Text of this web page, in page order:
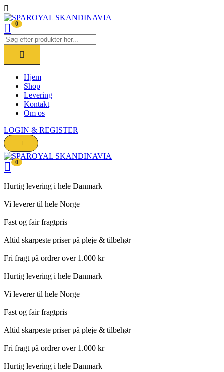
0
Hjem
Shop
Levering
Kontakt
Om os
LOGIN & REGISTER
0
Hurtig levering i hele Danmark
Vi leverer til hele Norge
Fast og fair fragtpris
Altid skarpeste priser på pleje & tilbehør
Fri fragt på ordrer over 1.000 kr
Hurtig levering i hele Danmark
Vi leverer til hele Norge
Fast og fair fragtpris
Altid skarpeste priser på pleje & tilbehør
Fri fragt på ordrer over 1.000 kr
Hurtig levering i hele Danmark